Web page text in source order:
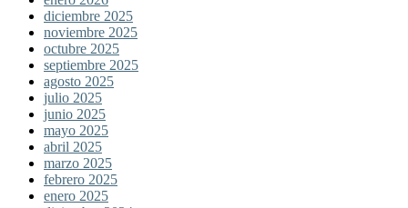
diciembre 2025
noviembre 2025
octubre 2025
septiembre 2025
agosto 2025
julio 2025
junio 2025
mayo 2025
abril 2025
marzo 2025
febrero 2025
enero 2025